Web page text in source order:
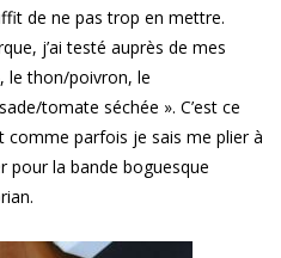
de ne pas trop en mettre.
j’ai testé auprès de mes
le thon/poivron, le
tomate séchée ». C’est ce
comme parfois je sais me plier à
pour la bande boguesque